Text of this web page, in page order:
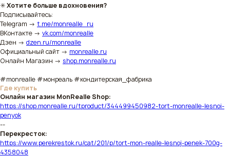
✳️Хотите больше вдохновения?
Подписывайтесь:
Telegram → t.me/monrealle_ru
ВКонтакте → vk.com/monrealle
Дзен → dzen.ru/monrealle
Официальный сайт → monrealle.ru
Онлайн Магазин → shop.monrealle.ru
#monrealle #монреаль #кондитерская_фабрика
Где купить
Онлайн магазин MonRealle Shop:
https://shop.monrealle.ru/tproduct/344499450982-tort-monrealle-lesnoi-
penyok
--
Перекресток:
https://www.perekrestok.ru/cat/201/p/tort-mon-realle-lesnoj-penek-700g-
4358048